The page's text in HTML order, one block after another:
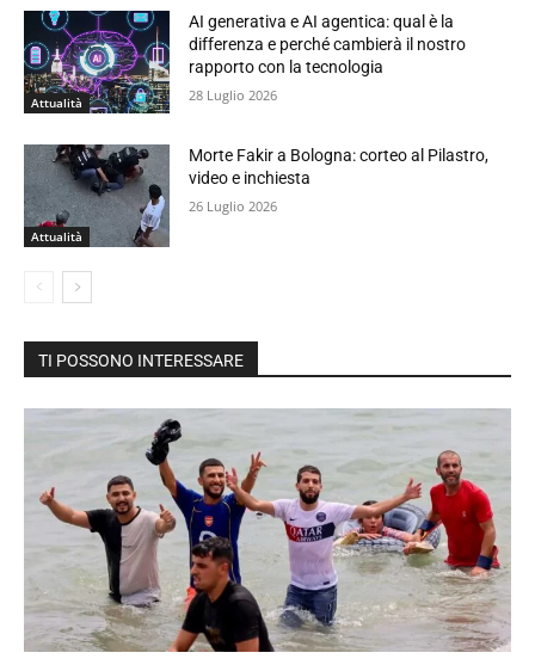
Attualità
AI generativa e AI agentica: qual è la
differenza e perché cambierà il nostro
rapporto con la tecnologia
28 Luglio 2026
Attualità
Morte Fakir a Bologna: corteo al Pilastro,
video e inchiesta
26 Luglio 2026
TI POSSONO INTERESSARE